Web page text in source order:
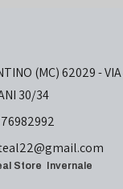
(MC) 62029 -
30/34
Store